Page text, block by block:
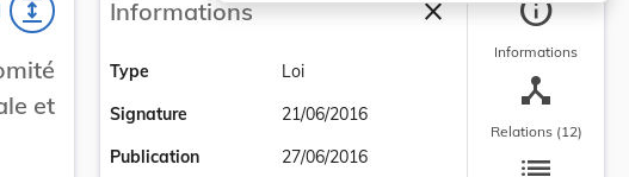
expand
et
Informations closeFermer la barre
Type
Loi
Signature
21/06/2016
Publication
27/06/2016
info
Informations
device_hub
Relations (12)